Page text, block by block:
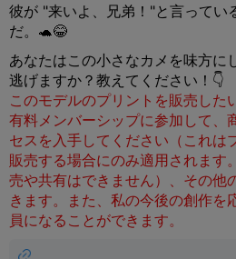
彼が "来いよ、兄弟！"と言ってい
だ。🐢😂
あなたはこの小さなカメを味方に
逃げますか？教えてください！👇
このモデルのプリントを販売し
有料メンバーシップに参加して、
セスを入手してください（これは
販売する場合にのみ適用されます
売や共有はできません）、その他
きます。
また、私の今後の創作を
員になることができます。